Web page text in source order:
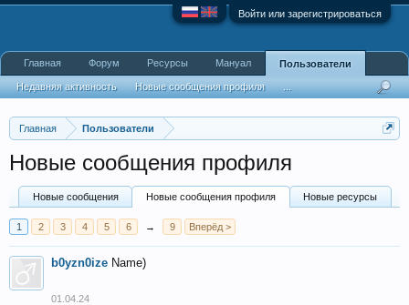
Войти или зарегистрироваться
Главная Пользователи
Новые сообщения профиля
Новые сообщения Новые сообщения профиля Новые ресурсы
1 2 3 4 5 6 → 9 Вперёд >
b0yzn0ize Name)
01.04.24
Главная Форум Ресурсы Мануал Пользователи
Недавняя активность Новые сообщения профиля